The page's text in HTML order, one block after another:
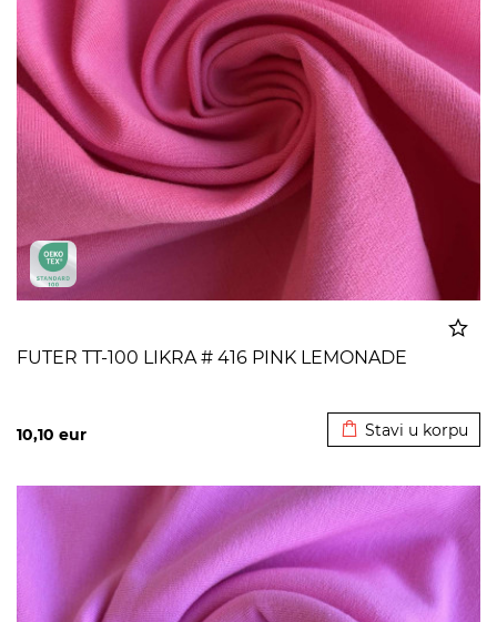
FUTER TT-100 LIKRA # 416 PINK LEMONADE
10,10 eur Stavi u korpu